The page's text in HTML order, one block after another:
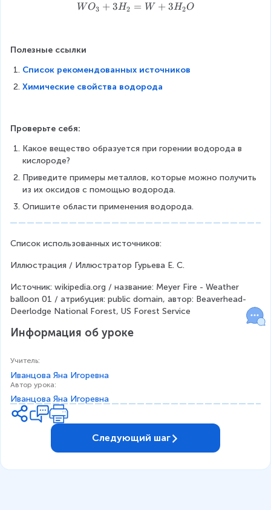
W
+
3
_
W
3
_
2
WO3 + 3H2 = W + 3H2O
Полезные ссылки
Список рекомендованных источников
Химические свойства водорода
Проверьте себя:
Какое вещество образуется при горении водорода в
кислороде?
Приведите примеры металлов, которые можно получить
из их оксидов с помощью водорода.
Опишите области применения водорода.
Список использованных источников:
Иллюстрация / Иллюстратор Гурьева Е. С.
Источник: wikipedia.org / название: Meyer Fire - Weather
balloon 01 / атрибуция: public domain, автор: Beaverhead-
Deerlodge National Forest, US Forest Service
Информация об уроке
Учитель:
Иванцова Яна Игоревна
Автор урока:
Иванцова Яна Игоревна
Следующий шаг